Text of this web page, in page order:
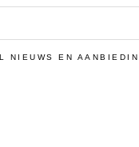
NIEUWS EN